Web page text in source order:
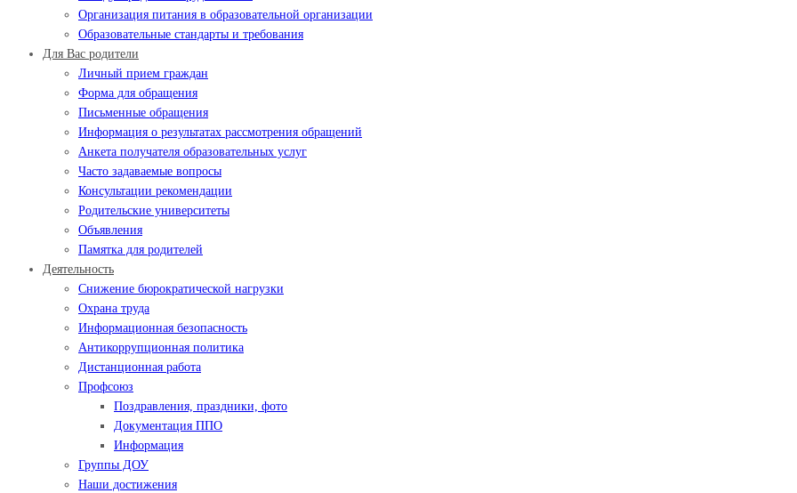
Организация питания в образовательной организации
Образовательные стандарты и требования
Для Вас родители
Личный прием граждан
Форма для обращения
Письменные обращения
Информация о результатах рассмотрения обращений
Анкета получателя образовательных услуг
Часто задаваемые вопросы
Консультации рекомендации
Родительские университеты
Объявления
Памятка для родителей
Деятельность
Снижение бюрократической нагрузки
Охрана труда
Информационная безопасность
Антикоррупционная политика
Дистанционная работа
Профсоюз
Поздравления, праздники, фото
Документация ППО
Информация
Группы ДОУ
Наши достижения